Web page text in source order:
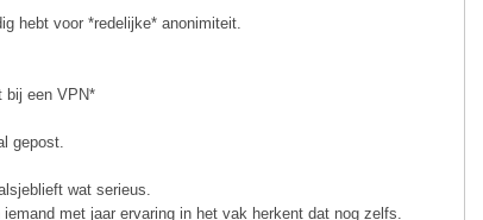
hebt voor *redelijke* anonimiteit.
bij een VPN*
gepost.
wat serieus.
met jaar ervaring in het vak herkent dat nog zelfs.